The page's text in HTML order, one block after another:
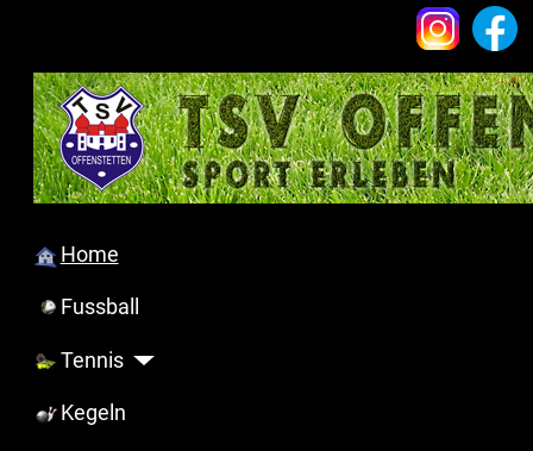
Home
Fussball
Tennis
Kegeln